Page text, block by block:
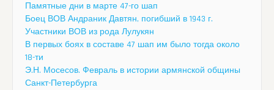
Памятные дни в марте 47-го шап
Боец ВОВ Андраник Давтян, погибший в 1943 г.
Участники ВОВ из рода Лулукян
В первых боях в составе 47 шап им было тогда около
18-ти
Э.Н. Мосесов. Февраль в истории армянской общины
Санкт-Петербурга